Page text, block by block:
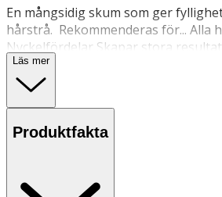
En mångsidig skum som ger
hårstrå. Rekommenderas för... Alla
Nyckelfördelar Skapar stora
rotlyft och medium stadga. Fönas till
borstas ut enkelt, lämnar håret
fast, långvarig stylingkontroll för att
platt eller fint hår. Glycerin – Ett
vitamin som skyddar hår och hud
Läs mer
Produktfakta